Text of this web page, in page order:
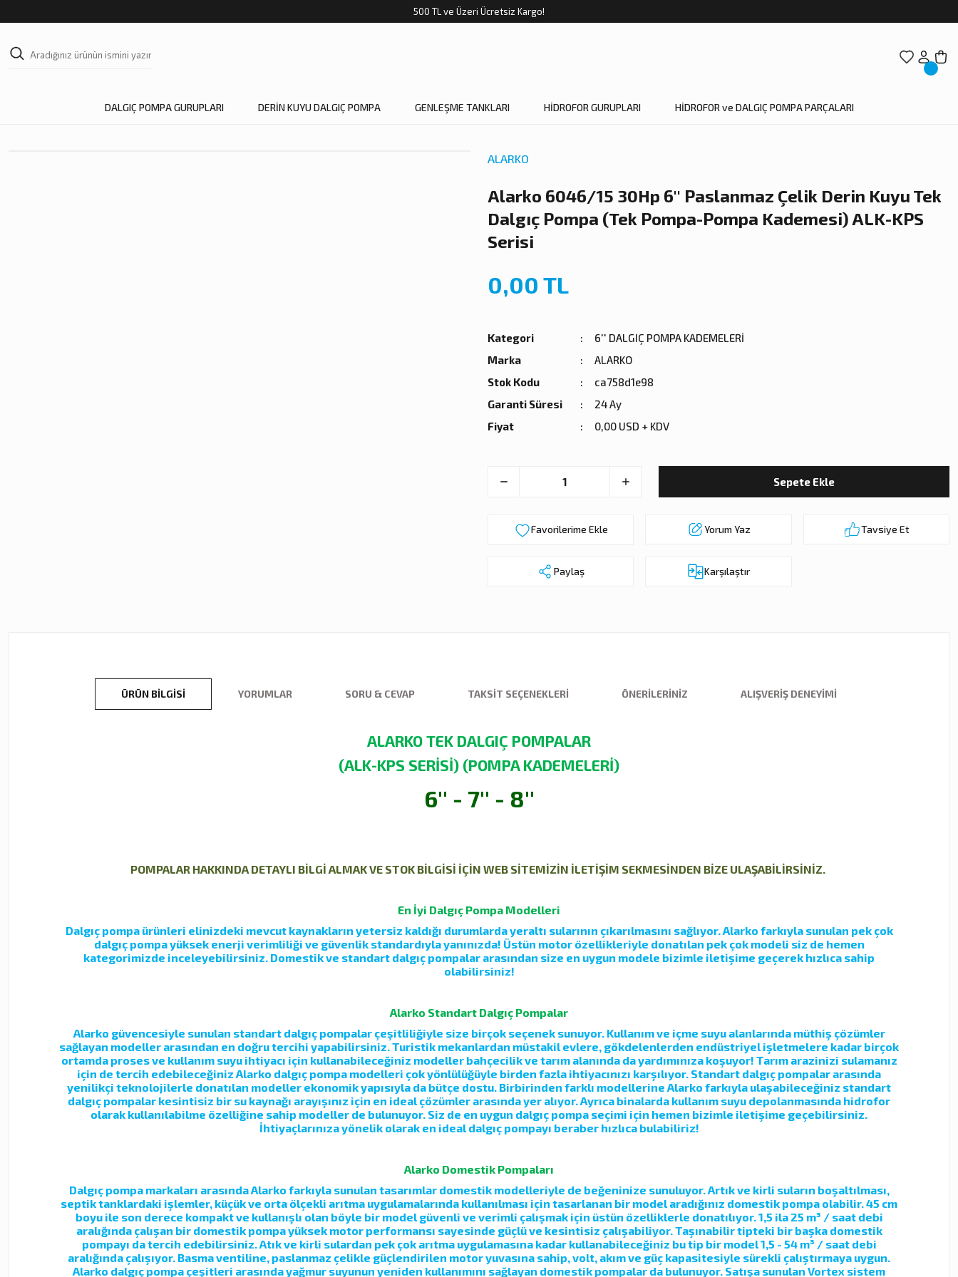
500 TL ve Üzeri Ücretsiz Kargo!
DALGIÇ POMPA GURUPLARI DERİN KUYU DALGIÇ POMPA GENLEŞME TANKLARI HİDROFOR GURUPLARI HİDROFOR ve DALGIÇ POMPA PARÇALARI
ALARKO
Alarko 6046/15 30Hp 6'' Paslanmaz Çelik Derin Kuyu Tek
Dalgıç Pompa (Tek Pompa-Pompa Kademesi) ALK-KPS
Serisi
0,00 TL
Kategori
6'' DALGIÇ POMPA KADEMELERİ
Marka
ALARKO
Stok Kodu
ca758d1e98
Garanti Süresi
24 Ay
Fiyat
0,00 USD + KDV
Sepete Ekle
Yorum Yaz Tavsiye Et
Paylaş Karşılaştır
ÜRÜN BILGISI YORUMLAR SORU & CEVAP TAKSIT SEÇENEKLERI ÖNERILERINIZ ALIŞVERIŞ DENEYIMI
ALARKO TEK DALGIÇ POMPALAR
(ALK-KPS SERİSİ) (POMPA KADEMELERİ)
6'' - 7'' - 8''
POMPALAR HAKKINDA DETAYLI BİLGİ ALMAK VE STOK BİLGİSİ İÇİN WEB SİTEMİZİN İLETİŞİM SEKMESİNDEN BİZE ULAŞABİLİRSİNİZ.
En İyi Dalgıç Pompa Modelleri
Dalgıç pompa ürünleri elinizdeki mevcut kaynakların yetersiz kaldığı durumlarda yeraltı sularının çıkarılmasını sağlıyor. Alarko farkıyla sunulan pek çok
dalgıç pompa yüksek enerji verimliliği ve güvenlik standardıyla yanınızda! Üstün motor özellikleriyle donatılan pek çok modeli siz de hemen
kategorimizde inceleyebilirsiniz. Domestik ve standart dalgıç pompalar arasından size en uygun modele bizimle iletişime geçerek hızlıca sahip
olabilirsiniz!
Alarko Standart Dalgıç Pompalar
Alarko güvencesiyle sunulan standart dalgıç pompalar çeşitliliğiyle size birçok seçenek sunuyor. Kullanım ve içme suyu alanlarında müthiş çözümler
sağlayan modeller arasından en doğru tercihi yapabilirsiniz. Turistik mekanlardan müstakil evlere, gökdelenlerden endüstriyel işletmelere kadar birçok
ortamda proses ve kullanım suyu ihtiyacı için kullanabileceğiniz modeller bahçecilik ve tarım alanında da yardımınıza koşuyor! Tarım arazinizi sulamanız
için de tercih edebileceğiniz Alarko dalgıç pompa modelleri çok yönlülüğüyle birden fazla ihtiyacınızı karşılıyor. Standart dalgıç pompalar arasında
yenilikçi teknolojilerle donatılan modeller ekonomik yapısıyla da bütçe dostu. Birbirinden farklı modellerine Alarko farkıyla ulaşabileceğiniz standart
dalgıç pompalar kesintisiz bir su kaynağı arayışınız için en ideal çözümler arasında yer alıyor. Ayrıca binalarda kullanım suyu depolanmasında hidrofor
olarak kullanılabilme özelliğine sahip modeller de bulunuyor. Siz de en uygun dalgıç pompa seçimi için hemen bizimle iletişime geçebilirsiniz.
İhtiyaçlarınıza yönelik olarak en ideal dalgıç pompayı beraber hızlıca bulabiliriz!
Alarko Domestik Pompaları
Dalgıç pompa markaları arasında Alarko farkıyla sunulan tasarımlar domestik modelleriyle de beğeninize sunuluyor. Artık ve kirli suların boşaltılması,
septik tanklardaki işlemler, küçük ve orta ölçekli arıtma uygulamalarında kullanılması için tasarlanan bir model aradığınız domestik pompa olabilir. 45 cm
boyu ile son derece kompakt ve kullanışlı olan böyle bir model güvenli ve verimli çalışmak için üstün özelliklerle donatılıyor. 1,5 ila 25 m³ / saat debi
aralığında çalışan bir domestik pompa yüksek motor performansı sayesinde güçlü ve kesintisiz çalışabiliyor. Taşınabilir tipteki bir başka domestik
pompayı da tercih edebilirsiniz. Atık ve kirli sulardan pek çok arıtma uygulamasına kadar kullanabileceğiniz bu tip bir model 1,5 - 54 m³ / saat debi
aralığında çalışıyor. Basma ventiline, paslanmaz çelikle güçlendirilen motor yuvasına sahip, volt, akım ve güç kapasitesiyle sürekli çalıştırmaya uygun.
Alarko dalgıç pompa çeşitleri arasında yağmur suyunun yeniden kullanımını sağlayan domestik pompalar da bulunuyor. Satışa sunulan Vortex sistem